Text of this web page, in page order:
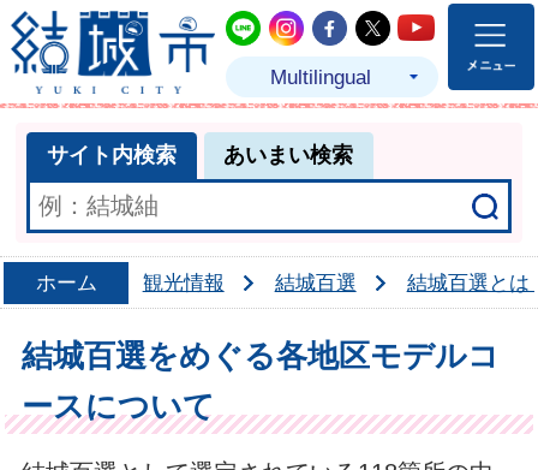
結城市公式LINE
結城市公式Instagram
結城市公式
結城市公式
結城市
Multilingual
サイト内検索 あいまい検索
ホーム 観光情報 結城百選 結城百選とは
結城百選をめぐる各地区モデルコ
ースについて